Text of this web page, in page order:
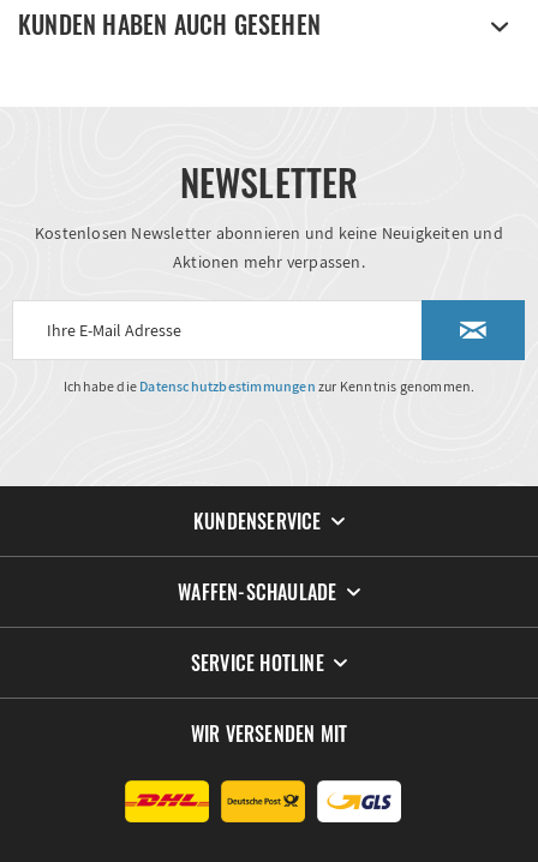
KUNDEN HABEN AUCH GESEHEN
NEWSLETTER
Kostenlosen Newsletter abonnieren und keine Neuigkeiten und
Aktionen mehr verpassen.
Ich habe die Datenschutzbestimmungen zur Kenntnis genommen.
KUNDENSERVICE
WAFFEN-SCHAULADE
SERVICE HOTLINE
WIR VERSENDEN MIT